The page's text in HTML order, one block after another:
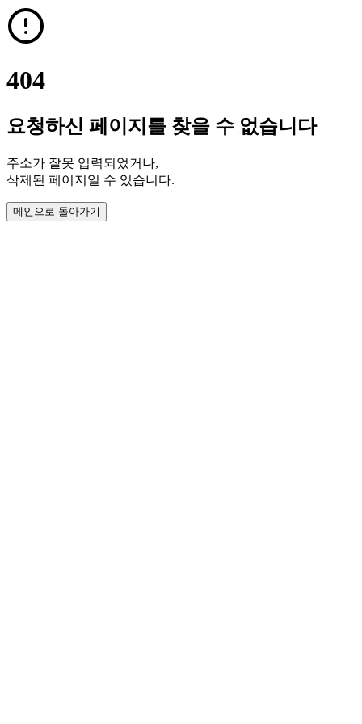
404
요청하신 페이지를 찾을 수 없습니다
주소가 잘못 입력되었거나,
삭제된 페이지일 수 있습니다.
메인으로 돌아가기